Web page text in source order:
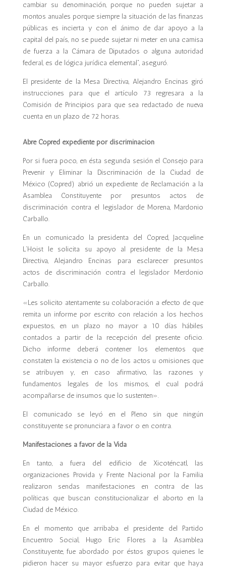
cambiar su denominación, porque no pueden sujetar a
montos anuales porque siempre la situación de las finanzas
públicas es incierta y con el ánimo de dar apoyo a la
capital del país, no se puede sujetar ni meter en una camisa
de fuerza a la Cámara de Diputados o alguna autoridad
federal, es de lógica jurídica elemental”, aseguró.
El presidente de la Mesa Directiva, Alejandro Encinas giró
instrucciones para que el artículo 73 regresara a la
Comisión de Principios para que sea redactado de nueva
cuenta en un plazo de 72 horas.
Abre Copred expediente por discriminación
Por si fuera poco, en ésta segunda sesión el Consejo para
Prevenir y Eliminar la Discriminación de la Ciudad de
México (Copred) abrió un expediente de Reclamación a la
Asamblea Constituyente por presuntos actos de
discriminación contra el legislador de Morena, Mardonio
Carballo.
En un comunicado la presidenta del Copred, Jacqueline
L’Hoist le solicita su apoyo al presidente de la Mesa
Directiva, Alejandro Encinas para esclarecer presuntos
actos de discriminación contra el legislador Merdonio
Carballo.
«Les solicito atentamente su colaboración a efecto de que
remita un informe por escrito con relación a los hechos
expuestos, en un plazo no mayor a 10 días hábiles
contados a partir de la recepción del presente oficio.
Dicho informe deberá contener los elementos que
constaten la existencia o no de los actos u omisiones que
se atribuyen y, en caso afirmativo, las razones y
fundamentos legales de los mismos, el cual podrá
acompañarse de insumos que lo sustenten».
El comunicado se leyó en el Pleno sin que ningún
constituyente se pronunciara a favor o en contra.
Manifestaciones a favor de la Vida
En tanto, a fuera del edificio de Xicoténcatl, las
organizaciones Provida y Frente Nacional por la Familia
realizaron sendas manifestaciones en contra de las
políticas que buscan constitucionalizar el aborto en la
Ciudad de México.
En el momento que arribaba el presidente del Partido
Encuentro Social, Hugo Eric Flores a la Asamblea
Constituyente, fue abordado por éstos grupos quienes le
pidieron hacer su mayor esfuerzo para evitar que haya